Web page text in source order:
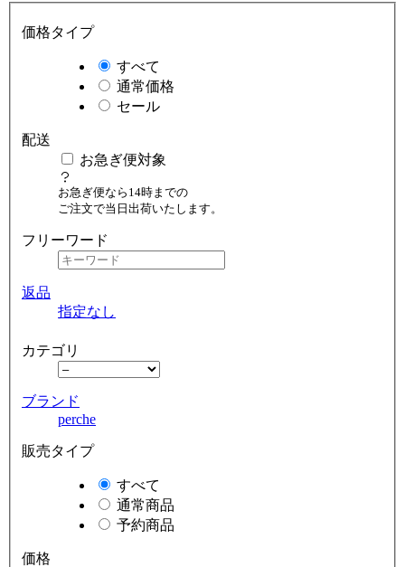
価格タイプ
すべて
通常価格
セール
配送
お急ぎ便対象
お急ぎ便なら14時までの
ご注文で当日出荷いたします。
フリーワード
返品
指定なし
カテゴリ
ブランド
perche
販売タイプ
すべて
通常商品
予約商品
価格